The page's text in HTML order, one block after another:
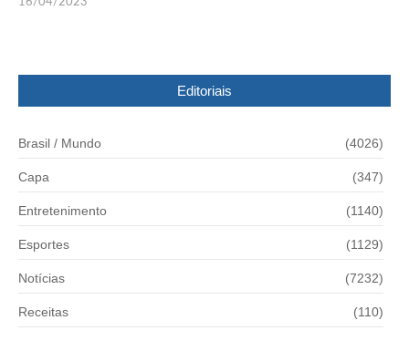
16/04/2023
Editoriais
Brasil / Mundo (4026)
Capa (347)
Entretenimento (1140)
Esportes (1129)
Notícias (7232)
Receitas (110)